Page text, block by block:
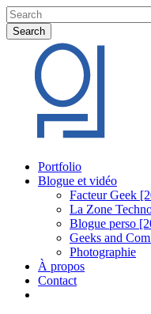
Skip
to
main
content
Search
Search
Menu
Portfolio
Blogue et vidéo
Facteur Geek
La Zone
Blogue perso
Geeks and
Photographie
À propos
Contact